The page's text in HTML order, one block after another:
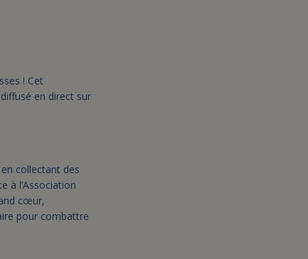
! Cet
en direct sur
collectant des
à l’Association
cœur,
pour combattre